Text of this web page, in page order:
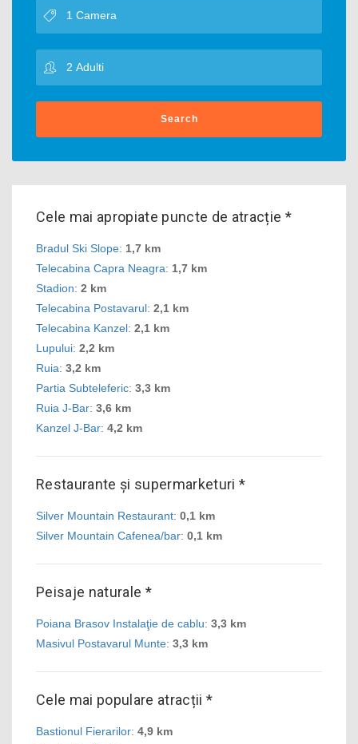
Search
Cele mai apropiate puncte de atracție *
Bradul Ski Slope: 1,7 km
Telecabina Capra Neagra: 1,7 km
Stadion: 2 km
Telecabina Postavarul: 2,1 km
Telecabina Kanzel: 2,1 km
Lupului: 2,2 km
Ruia: 3,2 km
Partia Subteleferic: 3,3 km
Ruia J-Bar: 3,6 km
Kanzel J-Bar: 4,2 km
Restaurante și supermarketuri *
Silver Mountain Restaurant: 0,1 km
Silver Mountain Cafenea/bar: 0,1 km
Peisaje naturale *
Poiana Brasov Instalaţie de cablu: 3,3 km
Masivul Postavarul Munte: 3,3 km
Cele mai populare atracții *
Bastionul Fierarilor: 4,9 km